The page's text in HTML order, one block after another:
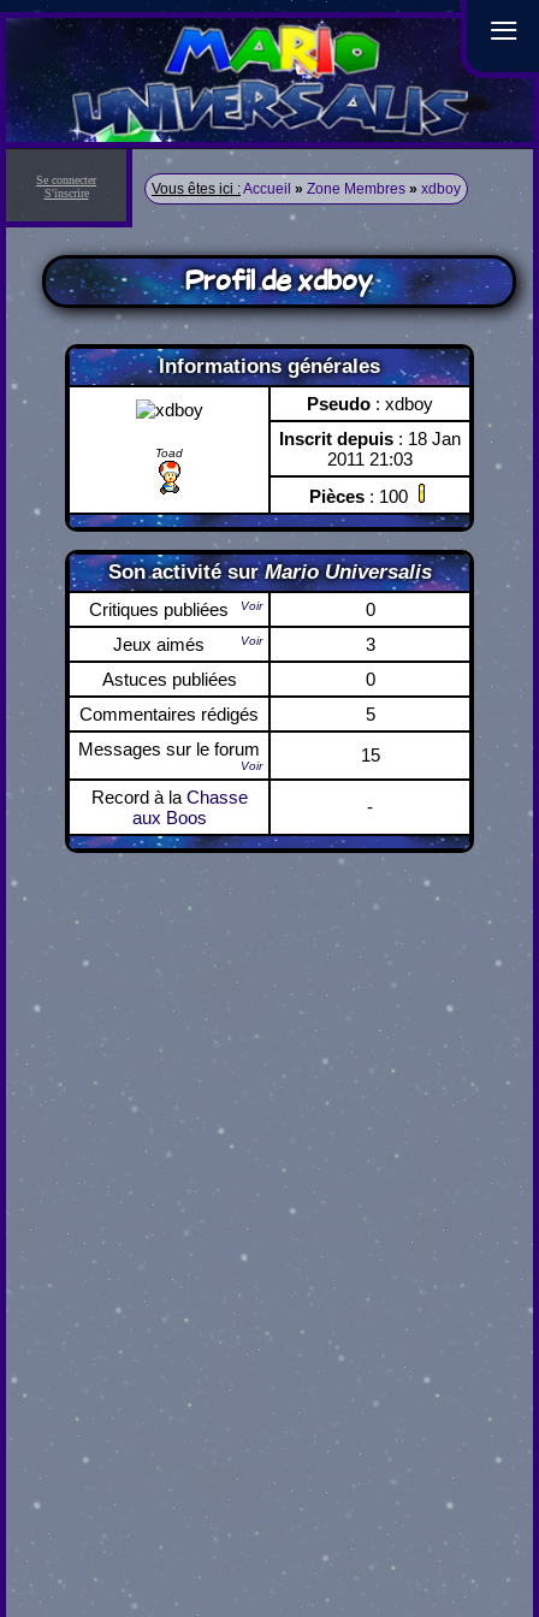
≡
Se connecter
S'inscrire
Vous êtes ici :Accueil » Zone Membres » xdboy
Profil de xdboy
Informations générales
Toad
Pseudo : xdboy
Inscrit depuis : 18 Jan
2011 21:03
Pièces: 100
Son activité surMario Universalis
Critiques publiées Voir
0
Jeux aimés
Voir
3
Astuces publiées
0
Commentaires rédigés
5
Messages sur le forum
Voir
15
Record à la Chasse
aux Boos
-